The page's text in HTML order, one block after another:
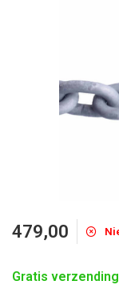
479,00
Gratis verzending